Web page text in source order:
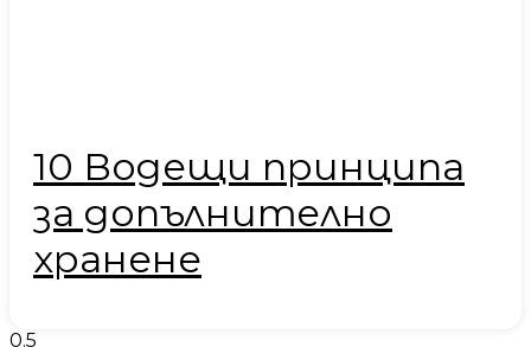
10 Водещи принципа
за допълнително
хранене